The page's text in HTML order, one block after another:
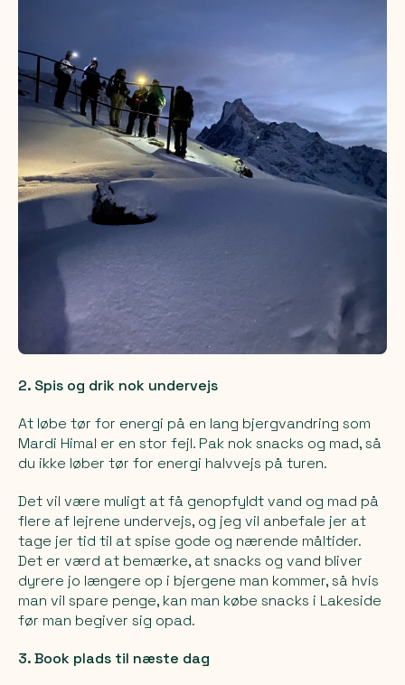
2. Spis og drik nok undervejs
At løbe tør for energi på en lang bjergvandring som
Mardi Himal er en stor fejl. Pak nok snacks og mad, så
du ikke løber tør for energi halvvejs på turen.
Det vil være muligt at få genopfyldt vand og mad på
flere af lejrene undervejs, og jeg vil anbefale jer at
tage jer tid til at spise gode og nærende måltider.
Det er værd at bemærke, at snacks og vand bliver
dyrere jo længere op i bjergene man kommer, så hvis
man vil spare penge, kan man købe snacks i Lakeside
før man begiver sig opad.
3. Book plads til næste dag